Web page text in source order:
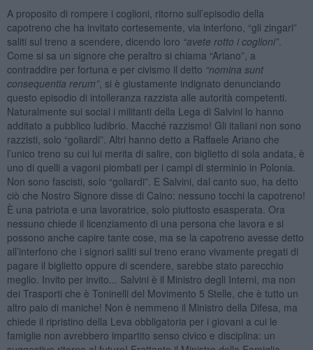
A proposito di rompere i coglioni, ritorno sull’episodio della
capotreno che ha invitato cortesemente, via interfono, “gli zingari”
saliti sul treno a scendere, dicendo loro “avete rotto i coglioni”.
Come si sa un signore che peraltro si chiama “Ariano”, a
contraddire per fortuna e per civismo il detto “nomina sunt
consequentia rerum”, si è giustamente indignato denunciando
questo episodio di intolleranza razzista alle autorità competenti.
Naturalmente sui social i militanti della Lega di Salvini lo hanno
additato a pubblico ludibrio. Macché razzismo! Gli italiani non sono
razzisti, solo “goliardi”. Altri hanno detto a Raffaele Ariano che
l’unico treno su cui lui merita di salire, con biglietto di sola andata, è
uno di quelli a vagoni piombati per i campi di sterminio in Polonia.
Non sono fascisti, solo “goliardi”. E Salvini, dal canto suo, ha detto
ciò che Nostro Signore disse di Caino: nessuno tocchi la capotreno!
È una patriota e una lavoratrice, solo piuttosto esasperata. Ora
nessuno chiede il licenziamento di una persona che lavora e si
possono anche capire tante cose, ma se la capotreno avesse detto
all’interfono che i signori saliti sul treno erano vivamente pregati di
pagare il biglietto oppure di scendere, sarebbe stato parecchio
meglio. Invito per invito... Salvini è il Ministro degli Interni, ma non
dei Trasporti che è Toninelli del Movimento 5 Stelle, che è tutto un
altro paio di maniche! Non è nemmeno il Ministro della Difesa, ma
chiede il ripristino della Leva obbligatoria per i giovani a cui le
famiglie non avrebbero impartito senso civico e disciplina: un